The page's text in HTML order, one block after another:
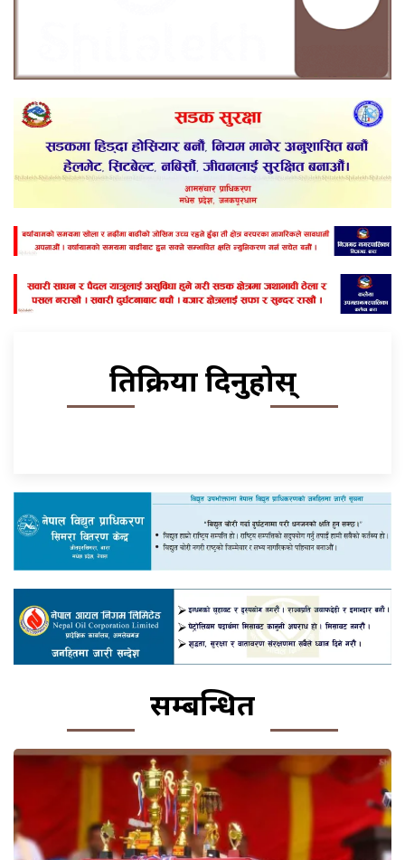
प्रतिक्रिया दिनुहोस्
सम्बन्धित